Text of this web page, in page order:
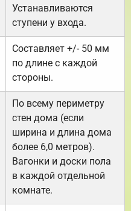
Устанавливаются
ступени у входа.
Составляет +/- 50 мм
по длине с каждой
стороны.
По всему периметру
стен дома (если
ширина и длина дома
более 6,0 метров).
Вагонки и доски пола
в каждой отдельной
комнате.